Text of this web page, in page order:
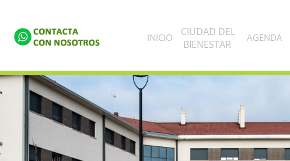
INICIO
CIUDAD DEL
BIENESTAR
AGENDA